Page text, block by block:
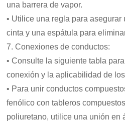
una barrera de vapor.
• Utilice una regla para
cinta y una espátula para
7. Conexiones de conductos:
• Consulte la siguiente tabla
conexión y la aplicabilidad de
• Para unir conductos
fenólico con tableros
poliuretano, utilice una unión en